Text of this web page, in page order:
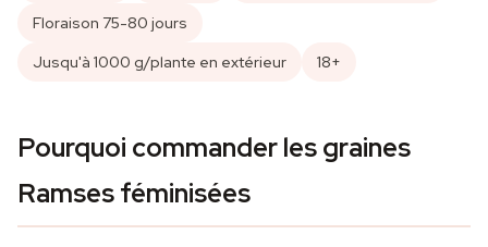
Floraison 75-80 jours
Jusqu'à 1000 g/plante en extérieur
18+
Pourquoi commander les graines
Ramses féminisées